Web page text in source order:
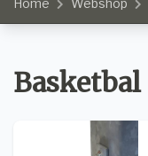
Home
Webshop
Basketbal